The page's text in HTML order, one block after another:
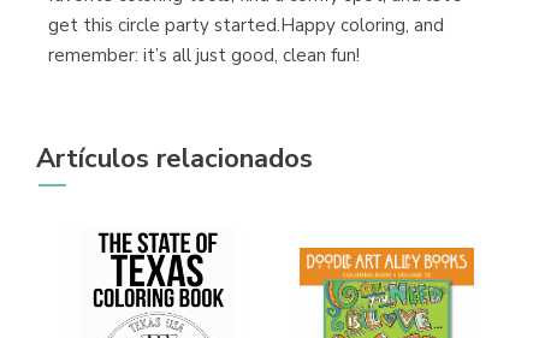
get this circle party started.Happy coloring, and
remember: it’s all just good, clean fun!
Artículos relacionados